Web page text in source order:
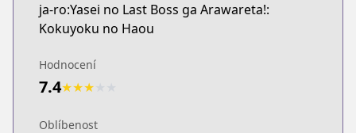
ja-ro:Yasei no Last Boss ga Arawareta!:
Kokuyoku no Haou
Hodnocení
7.4★★★
Oblíbenost